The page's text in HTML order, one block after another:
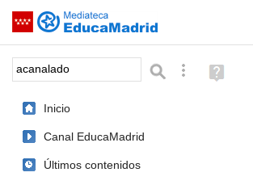
Saltar navegación
Palabra o frase: BúsquedaAyuda
(en
Inicio
Canal EducaMadrid
Últimos contenidos